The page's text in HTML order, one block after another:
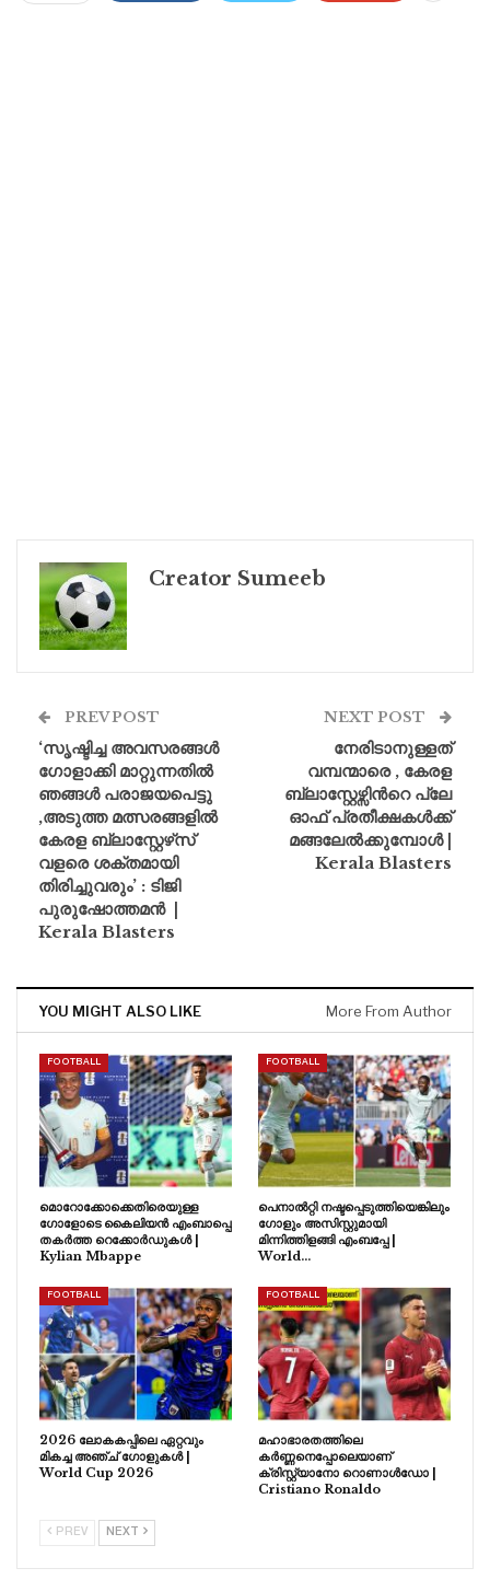
Creator Sumeeb
PREV POST
‘സൃഷ്ടിച്ച അവസരങ്ങൾ
ഗോളാക്കി മാറ്റുന്നതിൽ
ഞങ്ങൾ പരാജയപെട്ടു
,അടുത്ത മത്സരങ്ങളിൽ
കേരള ബ്ലാസ്റ്റേഴ്‌സ്
വളരെ ശക്തമായി
തിരിച്ചുവരും’ : ടിജി
പുരുഷോത്തമൻ |
Kerala Blasters
NEXT POST
നേരിടാനുള്ളത്
വമ്പന്മാരെ , കേരള
ബ്ലാസ്റ്റേഴ്സിന്‍റെ പ്ലേ
ഓഫ് പ്രതീക്ഷകള്‍ക്ക്
മങ്ങലേൽക്കുമ്പോൾ |
Kerala Blasters
YOU MIGHT ALSO LIKE More From Author
FOOTBALL
മൊറോക്കോക്കെതിരെയുള്ള
ഗോളോടെ കൈലിയൻ എംബാപ്പെ
തകർത്ത റെക്കോർഡുകൾ |
Kylian Mbappe
FOOTBALL
പെനാൽറ്റി നഷ്ടപ്പെടുത്തിയെങ്കിലും
ഗോളും അസിസ്റ്റുമായി
മിന്നിത്തിളങ്ങി എംബപ്പേ |
World…
FOOTBALL
2026 ലോകകപ്പിലെ ഏറ്റവും
മികച്ച അഞ്ച് ഗോളുകൾ |
World Cup 2026
FOOTBALL
മഹാഭാരതത്തിലെ
കർണ്ണനെപ്പോലെയാണ്
ക്രിസ്റ്റ്യാനോ റൊണാൾഡോ |
Cristiano Ronaldo
PREV NEXT